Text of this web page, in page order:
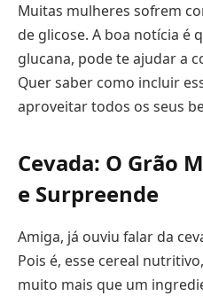
Muitas mulheres sofrem
de glicose. A boa notícia é
glucana, pode te ajudar a
Quer saber como incluir
aproveitar todos os seus
Cevada: O Grão
e Surpreende
Amiga, já ouviu falar da
Pois é, esse cereal
muito mais que um